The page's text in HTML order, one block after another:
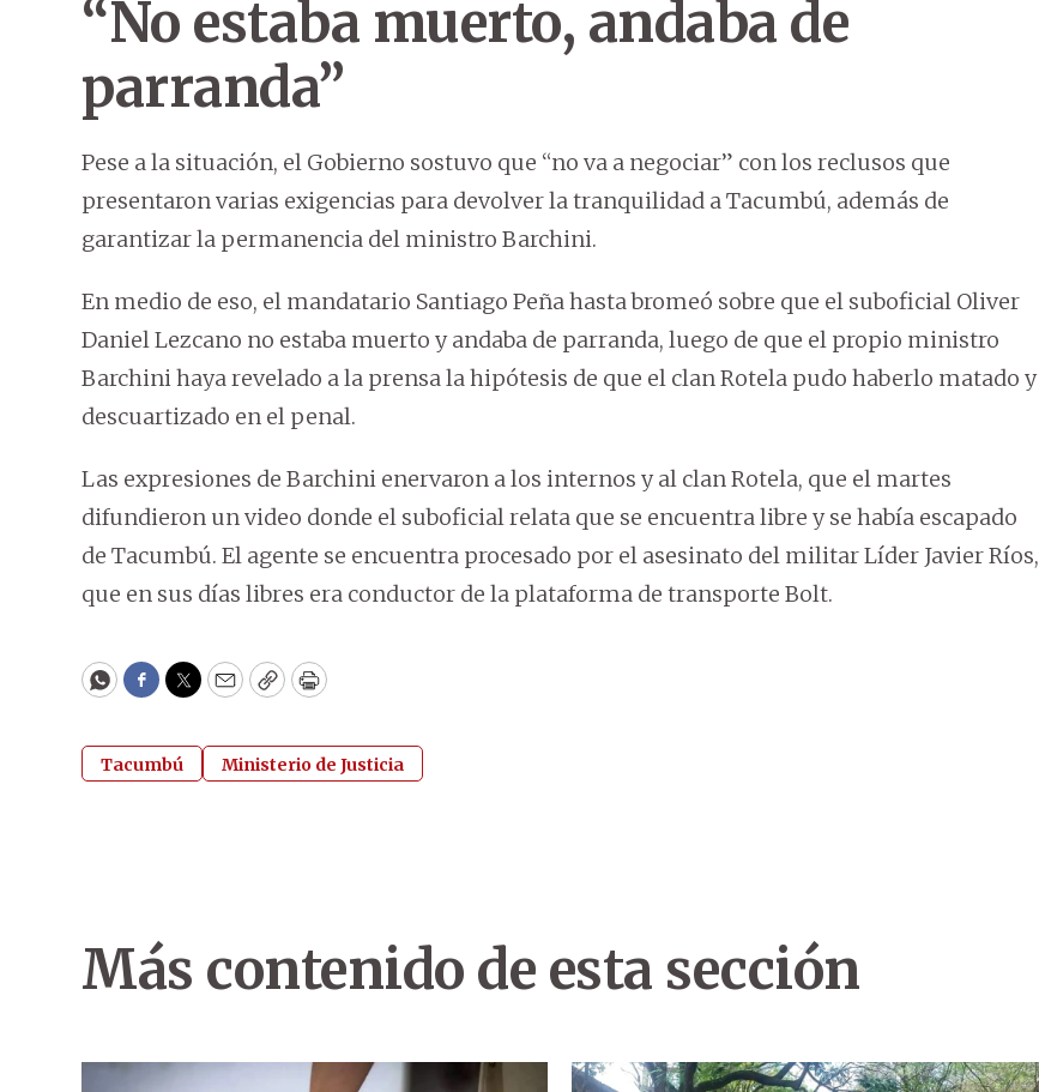
“No estaba muerto, andaba de
parranda”
Pese a la situación, el Gobierno sostuvo que “no va a negociar” con los reclusos que
presentaron varias exigencias para devolver la tranquilidad a Tacumbú, además de
garantizar la permanencia del ministro Barchini.
En medio de eso, el mandatario Santiago Peña hasta bromeó sobre que el suboficial Oliver
Daniel Lezcano no estaba muerto y andaba de parranda, luego de que el propio ministro
Barchini haya revelado a la prensa la hipótesis de que el clan Rotela pudo haberlo matado y
descuartizado en el penal.
Las expresiones de Barchini enervaron a los internos y al clan Rotela, que el martes
difundieron un video donde el suboficial relata que se encuentra libre y se había escapado
de Tacumbú. El agente se encuentra procesado por el asesinato del militar Líder Javier Ríos,
que en sus días libres era conductor de la plataforma de transporte Bolt.
WhatsApp
Facebook
Twitter
EmailCopyPrint
Tacumbú Ministerio de Justicia
Más contenido de esta sección